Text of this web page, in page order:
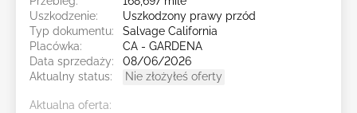
Uszkodzenie:
Uszkodzony prawy przód
Typ dokumentu:
Salvage California
Placówka:
CA - GARDENA
Data sprzedaży:
08/06/2026
Aktualny status:
Nie złożyłeś oferty
Aktualna oferta: